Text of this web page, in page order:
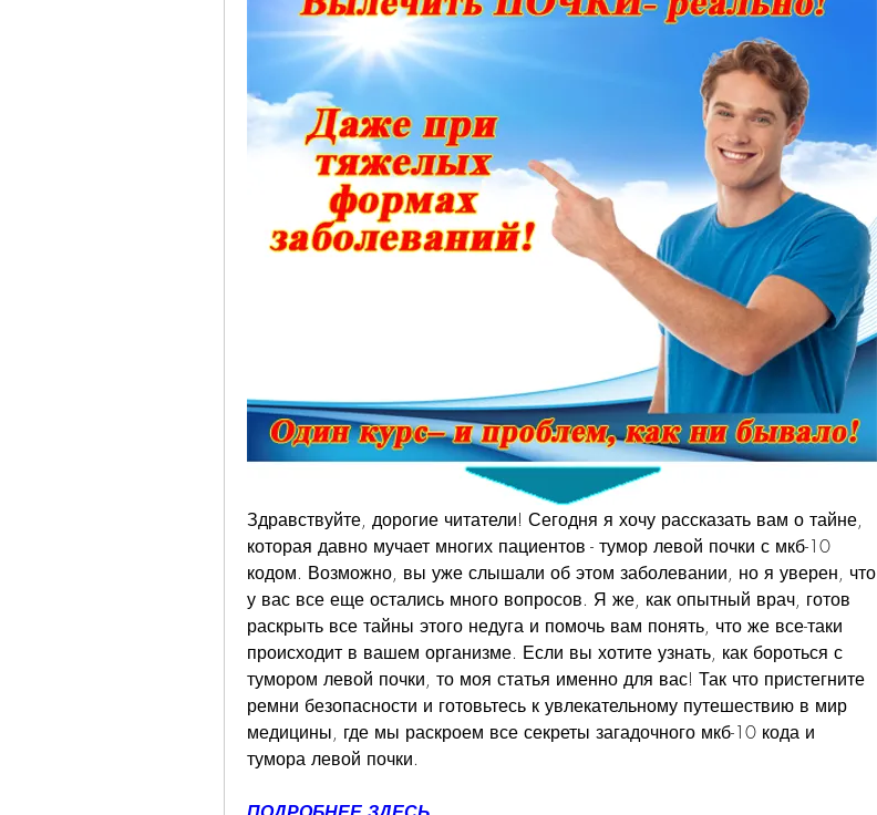
Здравствуйте, дорогие читатели! Сегодня я хочу рассказать вам о тайне,
которая давно мучает многих пациентов - тумор левой почки с мкб-10
кодом. Возможно, вы уже слышали об этом заболевании, но я уверен, что
у вас все еще остались много вопросов. Я же, как опытный врач, готов
раскрыть все тайны этого недуга и помочь вам понять, что же все-таки
происходит в вашем организме. Если вы хотите узнать, как бороться с
тумором левой почки, то моя статья именно для вас! Так что пристегните
ремни безопасности и готовьтесь к увлекательному путешествию в мир
медицины, где мы раскроем все секреты загадочного мкб-10 кода и
тумора левой почки.